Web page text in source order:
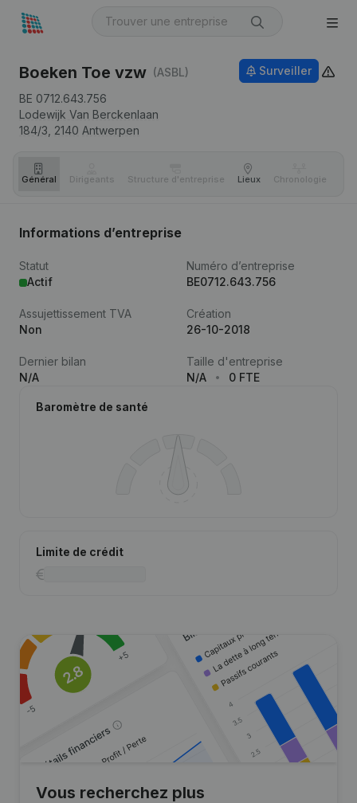
Boeken Toe vzw (ASBL)
BE 0712.643.756
Lodewijk Van Berckenlaan
184/3, 2140 Antwerpen
Surveiller
Général Dirigeants Structure d'entreprise Lieux Chronologie
Informations d’entreprise
Statut
Actif
Numéro d’entreprise
BE0712.643.756
Assujettissement TVA
Non
Création
26-10-2018
Dernier bilan
N/A
Taille d'entreprise
N/A
0 FTE
Baromètre de santé
Limite de crédit
Vous recherchez plus